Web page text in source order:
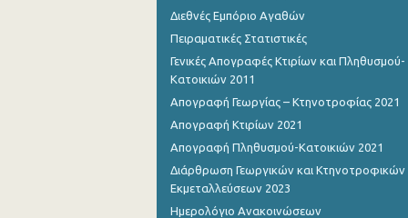
2o Τρίμηνο 2013
1o Τρίμηνο 2013
4o Τρίμηνο 2012
2o Τρίμηνο 2012
Διεθνές Εμπόριο Αγαθών
Πειραματικές Στατιστικές
Γενικές Απογραφές Κτιρίων και Πληθυσμού-
Κατοικιών 2011
Απογραφή Γεωργίας – Κτηνοτροφίας 2021
Απογραφή Κτιρίων 2021
Απογραφή Πληθυσμού-Κατοικιών 2021
Διάρθρωση Γεωργικών και Κτηνοτροφικών
Εκμεταλλεύσεων 2023
Ημερολόγιο Ανακοινώσεων